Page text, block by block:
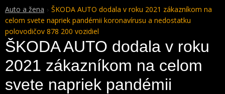
Auto a žena
ŠKODA AUTO dodala v roku 2021 zákazníkom na
celom svete napriek pandémii koronavírusu a nedostatku
polovodičov 878 200 vozidiel
ŠKODA AUTO dodala v roku
2021 zákazníkom na celom
svete napriek pandémii